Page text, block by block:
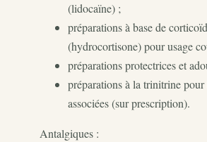
(lidocaïne) ;
préparations à base de
(hydrocortisone) pour usage
préparations protectrices et
préparations à la trinitrine pour
associées (sur prescription).
Antalgiques :